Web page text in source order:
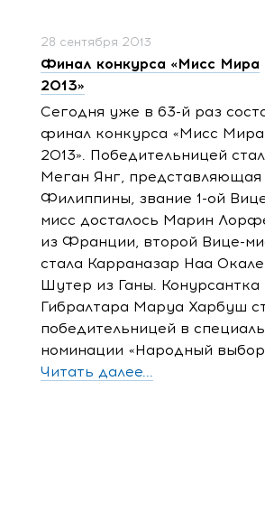
28 сентября 2013
Финал конкурса «Мисс Мира
2013»
Сегодня уже в 63-й раз
финал конкурса «Мисс Мира
2013». Победительницей
Меган Янг, представляющая
Филиппины, звание 1-ой
мисс досталось Марин
из Франции, второй Вице-
стала Карраназар Наа
Шутер из Ганы. Конурсантка
Гибралтара Маруа Харбуш
победительницей в
номинации «Народный
Читать далее...